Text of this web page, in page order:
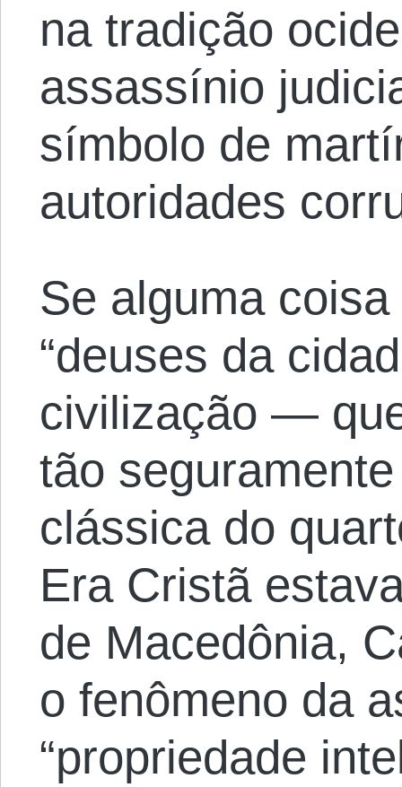
na tradição
assassínio
símbolo de
autoridades
Se alguma
“deuses da
civilização —
tão
clássica do
Era Cristã
de Macedônia,
o fenômeno da
“propriedade